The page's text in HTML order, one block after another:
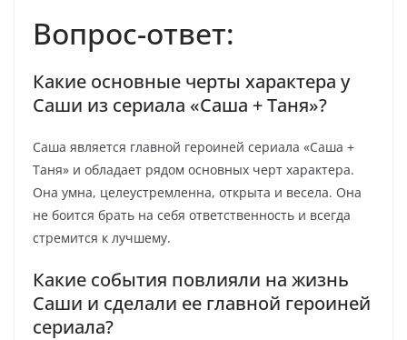
Вопрос-ответ:
Какие основные черты характера у
Саши из сериала «Саша + Таня»?
Саша является главной героиней сериала «Саша +
Таня» и обладает рядом основных черт характера.
Она умна, целеустремленна, открыта и весела. Она
не боится брать на себя ответственность и всегда
стремится к лучшему.
Какие события повлияли на жизнь
Саши и сделали ее главной героиней
сериала?